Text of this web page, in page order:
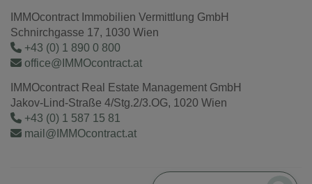
IMMOcontract Immobilien Vermittlung GmbH
Schnirchgasse 17, 1030 Wien
+43 (0) 1 890 0 800
office@IMMOcontract.at
IMMOcontract Real Estate Management GmbH
Jakov-Lind-Straße 4/Stg.2/3.OG, 1020 Wien
+43 (0) 1 587 15 81
mail@IMMOcontract.at